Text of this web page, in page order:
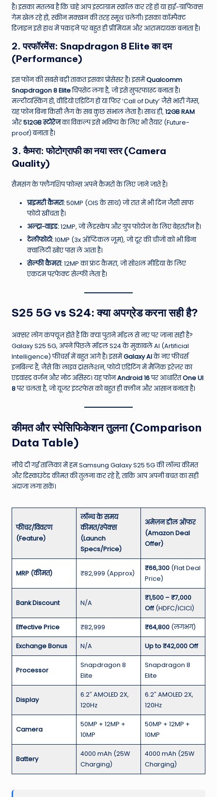
है। इसका मतलब है कि चाहे आप इंस्टाग्राम स्क्रॉल कर रहे हों या हाई-ग्राफिक्स
गेम खेल रहे हों, स्क्रीन मक्खन की तरह स्मूथ चलेगी। इसका कॉम्पैक्ट
डिज़ाइन इसे हाथ में पकड़ने पर बहुत ही प्रीमियम और आरामदायक बनाता है।
2. परफॉरमेंस: Snapdragon 8 Elite का दम
(Performance)
इस फोन की सबसे बड़ी ताकत इसका प्रोसेसर है। इसमेंQualcomm
Snapdragon 8 Eliteचिपसेट लगा है, जो इसे सुपरफास्ट बनाता है।
मल्टीटास्किंग हो, वीडियो एडिटिंग हो या फिर ‘Call of Duty’ जैसे भारी गेम्स,
यह फोन बिना किसी लैग के सब कुछ संभाल लेता है। साथ ही, 12GB RAM
और512GB स्टोरेजका विकल्प इसे भविष्य के लिए भी तैयार (Future-
proof) बनाता है।
3. कैमरा: फोटोग्राफी का नया स्तर (Camera
Quality)
सैमसंग के फ्लैगशिप फोन्स अपने कैमरों के लिए जाने जाते हैं।
प्राइमरी कैमरा:50MP (OIS के साथ) जो रात में भी दिन जैसी साफ
फोटो खींचता है।
अल्ट्रा-वाइड:12MP, जो लैंडस्केप और ग्रुप फोटोज के लिए बेहतरीन है।
टेलीफोटो:10MP (3x ऑप्टिकल ज़ूम), जो दूर की चीजों को भी बिना
क्वालिटी खोए पास ले आता है।
सेल्फी कैमरा:12MP का फ्रंट कैमरा, जो सोशल मीडिया के लिए
एकदम परफेक्ट सेल्फी लेता है।
S25 5G vs S24: क्या अपग्रेड करना सही है?
अक्सर लोग कंफ्यूज होते हैं कि क्या पुराने मॉडल से नए पर जाना सही है?
Galaxy S25 5G, अपने पिछले मॉडल S24 के मुकाबले AI (Artificial
Intelligence) फीचर्स में बहुत आगे है। इसमेंGalaxy AIके नए फीचर्स
इनबिल्ट हैं, जैसे कि लाइव ट्रांसलेशन, फोटो एडिटिंग में मैजिक इरेज़र का
एडवांस्ड वर्जन और नोट असिस्ट। यह फोनAndroid 16पर आधारितOne UI
8पर चलता है, जो यूजर इंटरफेस को बहुत ही क्लीन और आसान बनाता है।
कीमत और स्पेसिफिकेशन तुलना (Comparison
Data Table)
नीचे दी गई तालिका में हम Samsung Galaxy S25 5G की लॉन्च कीमत
और डिस्काउंटेड कीमत की तुलना कर रहे हैं, ताकि आप अपनी बचत का सही
अंदाजा लगा सकें।
फीचर/विवरण
(Feature)
लॉन्च के समय
कीमत/स्पेक्स
(Launch
Specs/Price)
अमेज़न डील ऑफर
(Amazon Deal
Offer)
MRP (कीमत) ₹82,999 (Approx)
₹66,300 (Flat Deal
Price)
Bank Discount N/A
₹1,500 – ₹7,000
Off (HDFC/ICICI)
Effective Price ₹82,999 ₹64,800 (लगभग)
Exchange Bonus N/A Up to ₹42,000 Off
Processor
Snapdragon 8
Elite
Snapdragon 8
Elite
Display
6.2″ AMOLED 2X,
120Hz
6.2″ AMOLED 2X,
120Hz
Camera
50MP + 12MP +
10MP
50MP + 12MP +
10MP
Battery
4000 mAh (25W
Charging)
4000 mAh (25W
Charging)